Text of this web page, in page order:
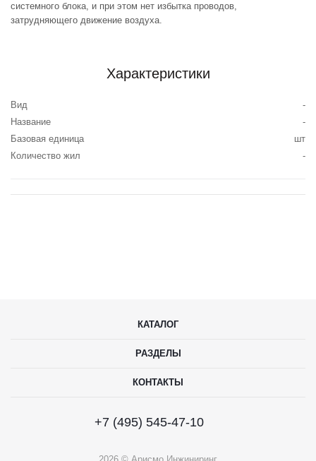
системного блока, и при этом нет избытка проводов,
затрудняющего движение воздуха.
Характеристики
Вид
-
Название
-
Базовая единица
шт
Количество жил
-
КАТАЛОГ
РАЗДЕЛЫ
КОНТАКТЫ
+7 (495) 545-47-10